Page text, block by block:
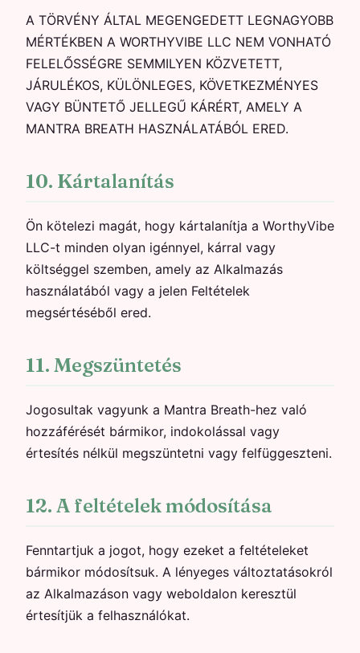
A TÖRVÉNY ÁLTAL MEGENGEDETT LEGNAGYOBB
MÉRTÉKBEN A WORTHYVIBE LLC NEM VONHATÓ
FELELŐSSÉGRE SEMMILYEN KÖZVETETT,
JÁRULÉKOS, KÜLÖNLEGES, KÖVETKEZMÉNYES
VAGY BÜNTETŐ JELLEGŰ KÁRÉRT, AMELY A
MANTRA BREATH HASZNÁLATÁBÓL ERED.
10. Kártalanítás
Ön kötelezi magát, hogy kártalanítja a WorthyVibe
LLC-t minden olyan igénnyel, kárral vagy
költséggel szemben, amely az Alkalmazás
használatából vagy a jelen Feltételek
megsértéséből ered.
11. Megszüntetés
Jogosultak vagyunk a Mantra Breath-hez való
hozzáférését bármikor, indokolással vagy
értesítés nélkül megszüntetni vagy felfüggeszteni.
12. A feltételek módosítása
Fenntartjuk a jogot, hogy ezeket a feltételeket
bármikor módosítsuk. A lényeges változtatásokról
az Alkalmazáson vagy weboldalon keresztül
értesítjük a felhasználókat.